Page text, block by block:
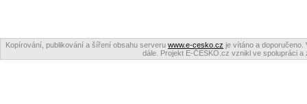
Kopírování, publikování a šíření obsahu serveru www.e-cesko.cz je vítáno a doporučeno.
dále. Projekt E-ČESKO.cz vznikl ve spolupráci